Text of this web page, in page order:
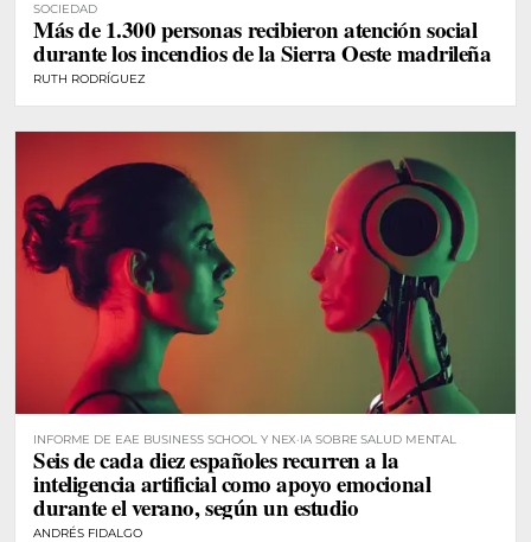
SOCIEDAD
Más de 1.300 personas recibieron atención social
durante los incendios de la Sierra Oeste madrileña
RUTH RODRÍGUEZ
INFORME DE EAE BUSINESS SCHOOL Y NEX·IA SOBRE SALUD MENTAL
Seis de cada diez españoles recurren a la
inteligencia artificial como apoyo emocional
durante el verano, según un estudio
ANDRÉS FIDALGO